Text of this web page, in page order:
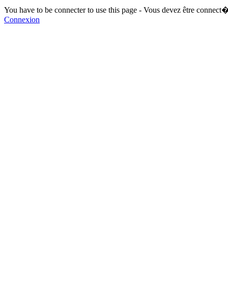
You have to be connecter to use this page - Vous devez être
Connexion